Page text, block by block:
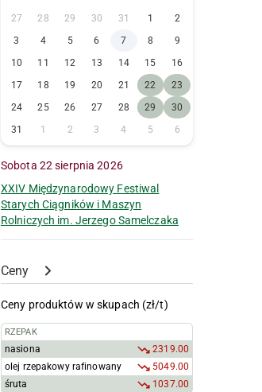
27 28 29 30 31 1
2
3
4 5 6 7 8
9
10
11 12 13 14 15
16
17
18 19 20 21 22
23
24
25 26 27 28 29
30
31
1 2 3 4 5 6
Sobota 22 sierpnia 2026
XXIV Międzynarodowy Festiwal
Starych Ciągników i Maszyn
Rolniczych im. Jerzego Samelczaka
Ceny
Ceny produktów w skupach (zł/t)
RZEPAK
nasiona
2319.00
olej rzepakowy rafinowany
5049.00
śruta
1037.00